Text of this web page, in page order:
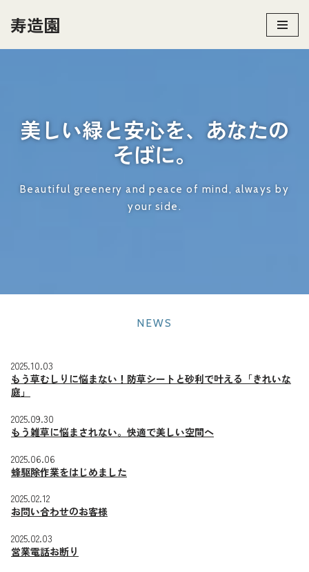
コ
寿造園
美しい緑と安心を、あなたの
そばに。
Beautiful greenery and peace of mind, always by
your side.
NEWS
もう草むしりに悩まない！防草シートと砂利で叶える「きれいな
庭」
2025.10.03
もう雑草に悩まされない。快適で美しい空間へ
2025.09.30
蜂駆除作業をはじめました
2025.06.06
お問い合わせのお客様
2025.02.12
営業電話お断り
2025.02.03